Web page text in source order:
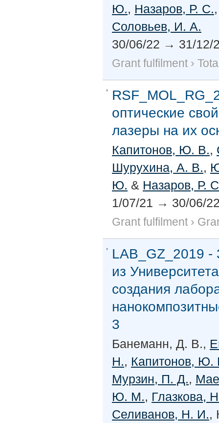
Ю., Назаров, Р. С.
Соловьев, И. А.
30/06/22 → 31/12/
Grant fulfilment›
оптические
лазеры на их
Капитонов, Ю. В.,
Шурухина, А. В.,
Ю. & Назаров, Р.
1/07/21 → 30/06/
Grant fulfilment ›
LAB_GZ_2019
из
создания
3
Банеманн, Д. В.,
Н., Капитонов, Ю.
Мурзин, П. Д.,
Ю. М., Глазкова,
Селиванов, Н. И.,